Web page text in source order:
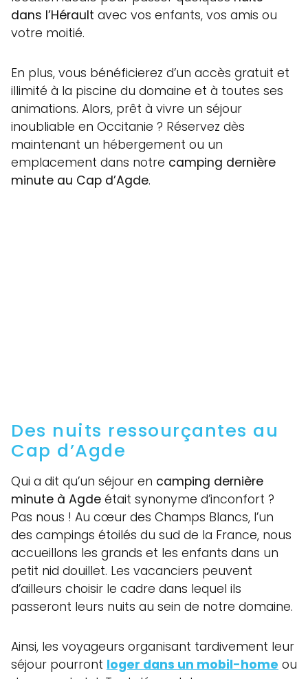
dans l’Hérault avec vos enfants, vos amis ou
votre moitié.
En plus, vous bénéficierez d’un accès gratuit et
illimité à la piscine du domaine et à toutes ses
animations. Alors, prêt à vivre un séjour
inoubliable en Occitanie ? Réservez dès
maintenant un hébergement ou un
emplacement dans notre camping dernière
minute au Cap d’Agde.
Des nuits ressourçantes au
Cap d’Agde
Qui a dit qu’un séjour en camping dernière
minute à Agde était synonyme d’inconfort ?
Pas nous ! Au cœur des Champs Blancs, l’un
des campings étoilés du sud de la France, nous
accueillons les grands et les enfants dans un
petit nid douillet. Les vacanciers peuvent
d’ailleurs choisir le cadre dans lequel ils
passeront leurs nuits au sein de notre domaine.
Ainsi, les voyageurs organisant tardivement leur
séjour pourront loger dans un mobil-home ou